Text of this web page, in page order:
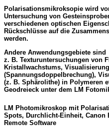
Polarisationsmikroksopie wird
Untersuchung von
verschiedenen optischen
Rückschlüsse auf die
werden.
Andere Anwendungsgebiete sind
z. B. Texturuntersuchungen von
Kristallwachstums,
(Spannungsdoppelbrechung),
(z. B. Sphärolithe) in Polymeren
Geodreieck unter dem LM
LM Photomikroskop mit
Spots, Durchlicht-Einheit, Canon
Remote Software